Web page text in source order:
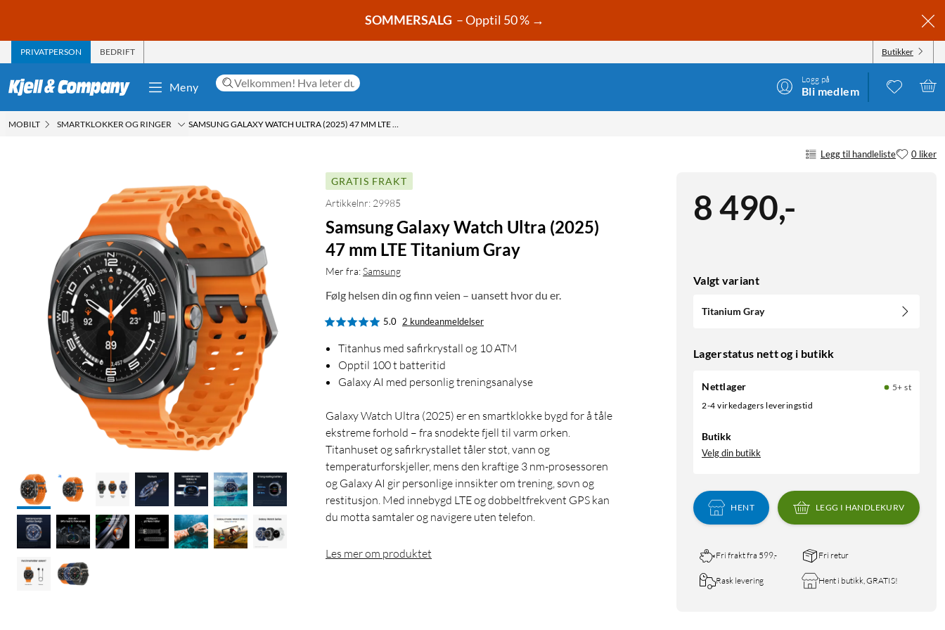
SOMMERSALG – Opptil 50 % →
PRIVATPERSON BEDRIFT Butikker
Meny
Logg på
Bli medlem
MOBILT SMARTKLOKKER OG RINGER SAMSUNG GALAXY WATCH ULTRA (2025) 47 MM LTE TITANIUM GRAY
Legg til handleliste 0 liker
8 490,-
Valgt variant
Titanium Gray
Lagerstatus nett og i butikk
Nettlager
5+ st
2-4 virkedagers leveringstid
Butikk
Velg din butikk
HENT LEGG I HANDLEKURV
Fri frakt fra 599,- Fri retur
Rask levering Hent i butikk, GRATIS!
GRATIS FRAKT
Artikkelnr: 29985
Samsung Galaxy Watch Ultra (2025)
47 mm LTE Titanium Gray
Mer fra:Samsung
Følg helsen din og finn veien – uansett hvor du er.
5.0 2 kundeanmeldelser
Titanhus med safirkrystall og 10 ATM
Opptil 100 t batteritid
Galaxy AI med personlig treningsanalyse
Galaxy Watch Ultra (2025) er en smartklokke bygd for å tåle
ekstreme forhold – fra snødekte fjell til varm ørken.
Titanhuset og safirkrystallet tåler støt, vann og
temperaturforskjeller, mens den kraftige 3 nm-prosessoren
og Galaxy AI gir personlige innsikter om trening, søvn og
restitusjon. Med innebygd LTE og dobbeltfrekvent GPS kan
du motta samtaler og navigere uten telefon.
Les mer om produktet